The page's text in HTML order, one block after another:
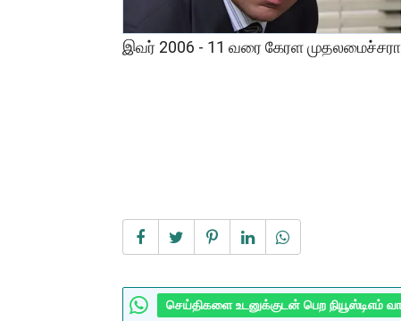
இவர் 2006 - 11 வரை கேரள
செய்திகளை உடனுக்குடன் பெற